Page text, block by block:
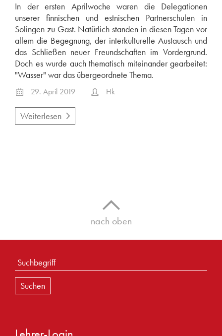
In der ersten Aprilwoche waren die Delegationen
unserer finnischen und estnischen Partnerschulen in
Solingen zu Gast. Natürlich standen in diesen Tagen vor
allem die Begegnung, der interkulturelle Austausch und
das Schließen neuer Freundschaften im Vordergrund.
Doch es wurde auch thematisch miteinander gearbeitet:
"Wasser" war das übergeordnete Thema.
29. April 2019 Hk
Weiterlesen
nach oben